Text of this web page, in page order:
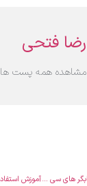
رضا فتحی
مشاهده همه پست
آموزش استفاده از انتخابگر های سی اس اس فیلد چک باکس در افزونه گرویتی فرمز